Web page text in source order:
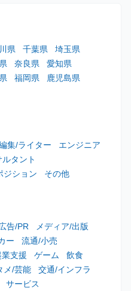
県 千葉県
埼玉県
奈良県
愛知県
福岡県
鹿児島県
集/ライター
エンジニア
ルタント
ジション その他
告/PR
メディア/出版
ー
流通/小売
支援 ゲーム
飲食
メ/芸能
交通/インフラ
サービス